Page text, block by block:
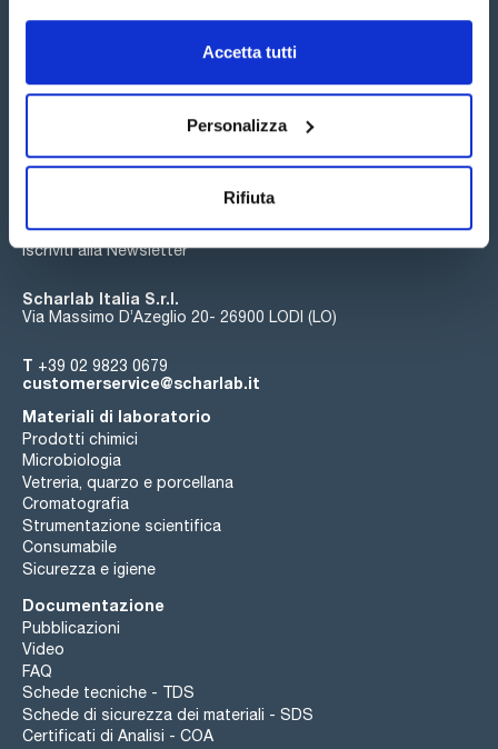
Accetta tutti
Personalizza
Rifiuta
Seguici:
Iscriviti alla Newsletter
Scharlab Italia S.r.l.
Via Massimo D’Azeglio 20- 26900 LODI (LO)
T +39 02 9823 0679
customerservice@scharlab.it
Materiali di laboratorio
Prodotti chimici
Microbiologia
Vetreria, quarzo e porcellana
Cromatografia
Strumentazione scientifica
Consumabile
Sicurezza e igiene
Documentazione
Pubblicazioni
Video
FAQ
Schede tecniche - TDS
Schede di sicurezza dei materiali - SDS
Certificati di Analisi - COA